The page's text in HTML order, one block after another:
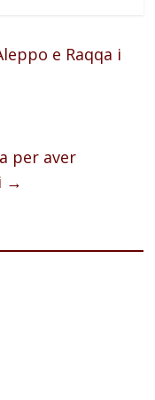
e Raqqa i
per aver
→